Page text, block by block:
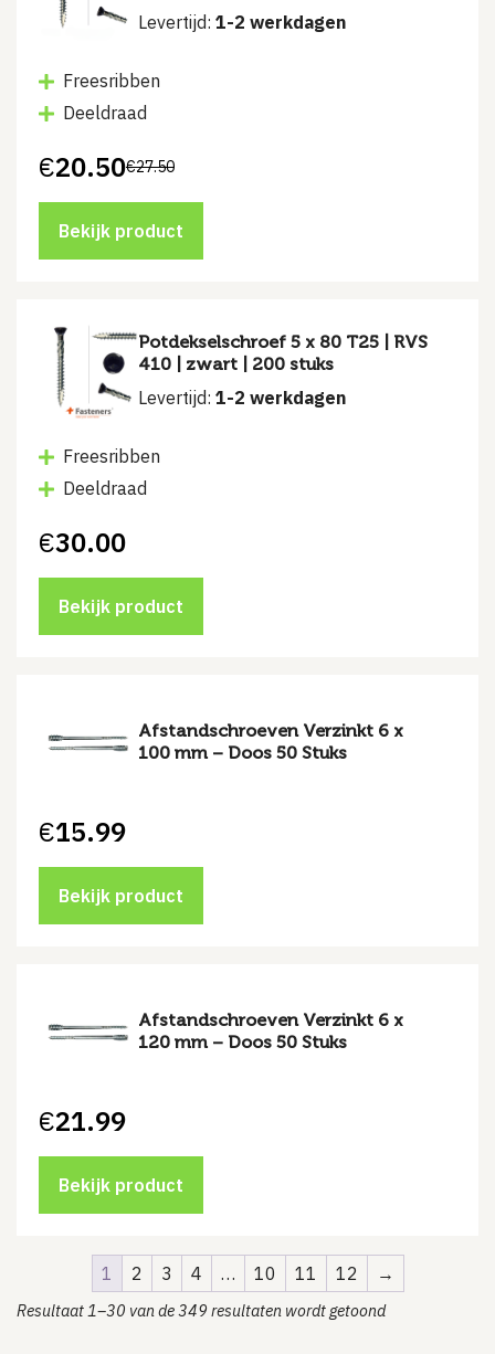
Levertijd: 1-2 werkdagen
Freesribben
Deeldraad
€27.50
Oorspronkelijke
was:
€27.50.
€20.50
Huidige
is:
€20.50.
Bekijk product
Potdekselschroef 5 x 80 T25 | RVS
410 | zwart | 200 stuks
Levertijd: 1-2 werkdagen
Freesribben
Deeldraad
€30.00
Bekijk product
Afstandschroeven Verzinkt 6 x
100 mm – Doos 50 Stuks
€15.99
Bekijk product
Afstandschroeven Verzinkt 6 x
120 mm – Doos 50 Stuks
€21.99
Bekijk product
1 2 3 4 … 10 11 12 →
Resultaat 1–30 van de 349 resultaten wordt getoond